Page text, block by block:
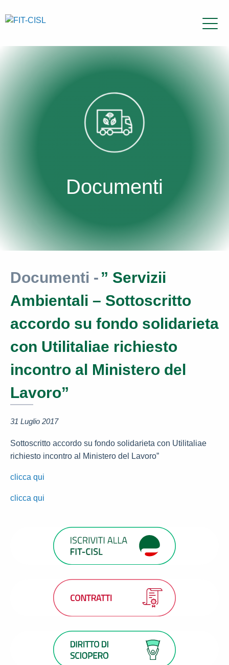
Documenti
Documenti - ” Servizii
Ambientali – Sottoscritto
accordo su fondo solidarieta
con Utilitaliae richiesto
incontro al Ministero del
Lavoro”
31 Luglio 2017
Sottoscritto accordo su fondo solidarieta con Utilitaliae
richiesto incontro al Ministero del Lavoro”
clicca qui
clicca qui